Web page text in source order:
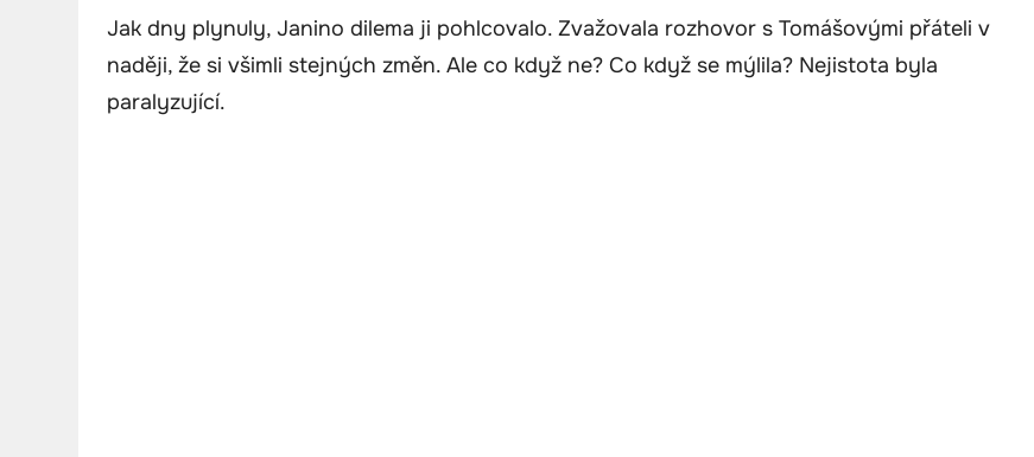
Jak dny plynuly, Janino dilema ji pohlcovalo. Zvažovala rozhovor s Tomášovými přáteli v
naději, že si všimli stejných změn. Ale co když ne? Co když se mýlila? Nejistota byla
paralyzující.